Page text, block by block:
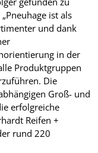
ist als
und dank
in der
Produktgruppen
Die
Groß- und
erfolgreiche
Reifen +
rund 220